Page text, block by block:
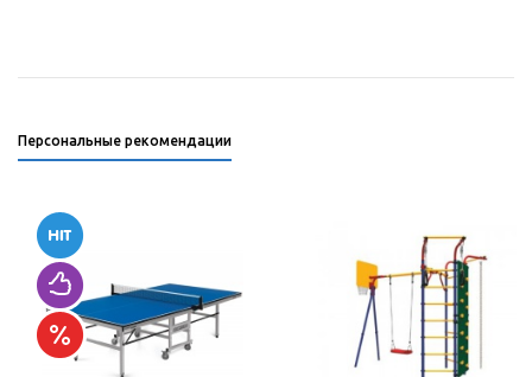
Персональные рекомендации